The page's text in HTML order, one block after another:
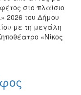
στο πλαίσιο
2026 του Δήμου
με τη μεγάλη
«Νίκος